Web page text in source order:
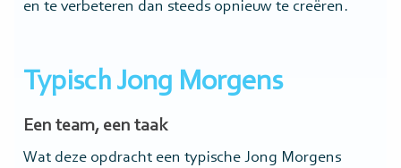
en te verbeteren dan steeds opnieuw te creëren.
Typisch Jong Morgens
Een team, een taak
Wat deze opdracht een typische Jong Morgens